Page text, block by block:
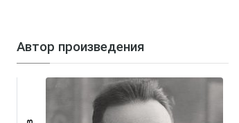
Автор произведения